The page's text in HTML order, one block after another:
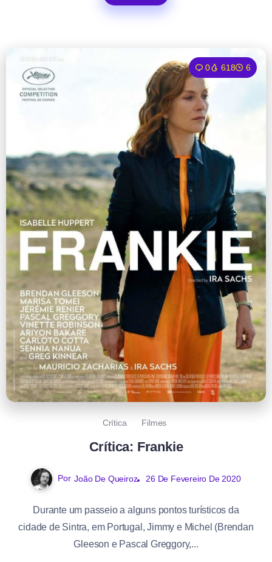
0 618 6
Crítica Filmes
Crítica: Frankie
Por João De Queiroz 26 De Fevereiro De 2020
Durante um passeio a alguns pontos turísticos da
cidade de Sintra, em Portugal, Jimmy e Michel (Brendan
Gleeson e Pascal Greggory,...